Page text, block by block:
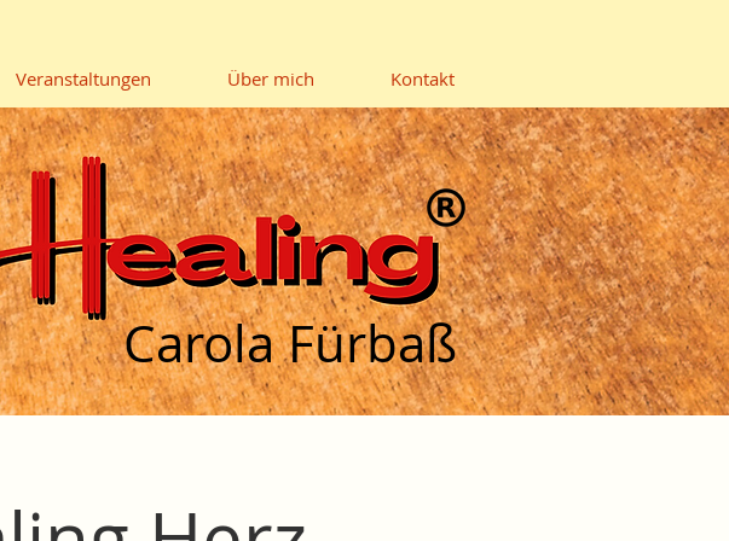
Veranstaltungen Über mich Kontakt
Carola Fürbaß